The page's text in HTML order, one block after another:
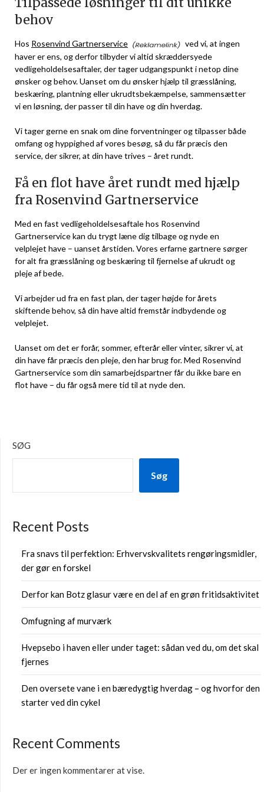
behov
Hos Rosenvind Gartnerservice
ved vi, at ingen
haver er ens, og derfor tilbyder vi altid skræddersyede
vedligeholdelsesaftaler, der tager udgangspunkt i netop dine
ønsker og behov. Uanset om du ønsker hjælp til græsslåning,
beskæring, plantning eller ukrudtsbekæmpelse, sammensætter
vi en løsning, der passer til din have og din hverdag.
Vi tager gerne en snak om dine forventninger og tilpasser både
omfang og hyppighed af vores besøg, så du får præcis den
service, der sikrer, at din have trives – året rundt.
Få en flot have året rundt med hjælp
fra Rosenvind Gartnerservice
Med en fast vedligeholdelsesaftale hos Rosenvind
Gartnerservice kan du trygt læne dig tilbage og nyde en
velplejet have – uanset årstiden. Vores erfarne gartnere sørger
for alt fra græsslåning og beskæring til fjernelse af ukrudt og
pleje af bede.
Vi arbejder ud fra en fast plan, der tager højde for årets
skiftende behov, så din have altid fremstår indbydende og
velplejet.
Uanset om det er forår, sommer, efterår eller vinter, sikrer vi, at
din have får præcis den pleje, den har brug for. Med Rosenvind
Gartnerservice som din samarbejdspartner får du ikke bare en
flot have – du får også mere tid til at nyde den.
SØG
Søg
Recent Posts
Fra snavs til perfektion: Erhvervskvalitets rengøringsmidler,
der gør en forskel
Derfor kan Botz glasur være en del af en grøn fritidsaktivitet
Omfugning af murværk
Hvepsebo i haven eller under taget: sådan ved du, om det skal
fjernes
Den oversete vane i en bæredygtig hverdag – og hvorfor den
starter ved din cykel
Recent Comments
Der er ingen kommentarer at vise.